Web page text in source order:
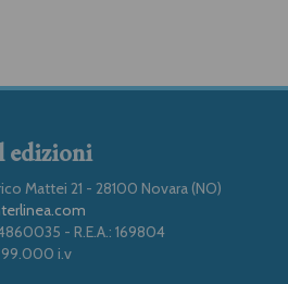
edizioni
Mattei 21 - 28100 Novara (NO)
- R.E.A.: 169804
99.000 i.v